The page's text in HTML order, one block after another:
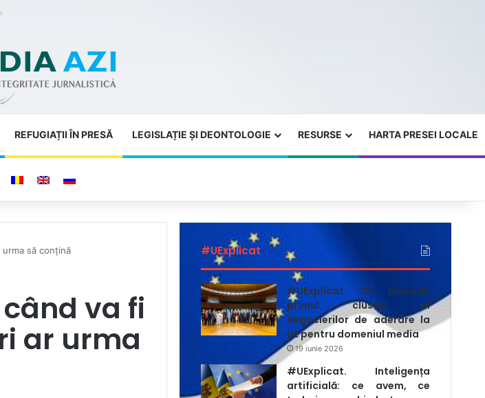
REFUGIAȚII ÎN PRESĂ LEGISLAȚIE ȘI DEONTOLOGIE RESURSE HARTA PRESEI LOCALE
skin
Search for
să conțină
va fi
ar urma
#UExplicat
#UExplicat. Ce prevede
primul cluster al
negocierilor de aderare la
UE pentru domeniul media
19 iunie 2026
#UExplicat. Inteligența
artificială: ce avem, ce